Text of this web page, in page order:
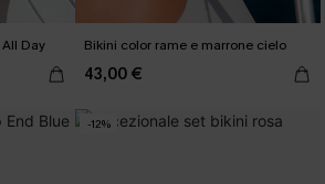
Day Bikini color rame e marrone cielo
43,00 €
-12%